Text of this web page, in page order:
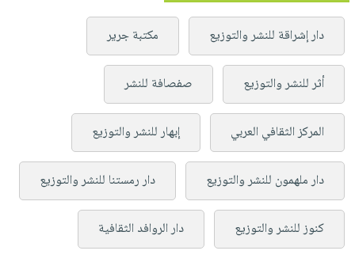
دار إشراقة للنشر والتوزيع مكتبة جرير
أثر للنشر والتوزيع صفصافة للنشر
المركز الثقافي العربي إبهار للنشر والتوزيع
دار ملهمون للنشر والتوزيع دار رمستنا للنشر والتوزيع
كنوز للنشر والتوزيع دار الروافد الثقافية